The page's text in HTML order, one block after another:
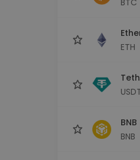
ETH
BNB
BNB